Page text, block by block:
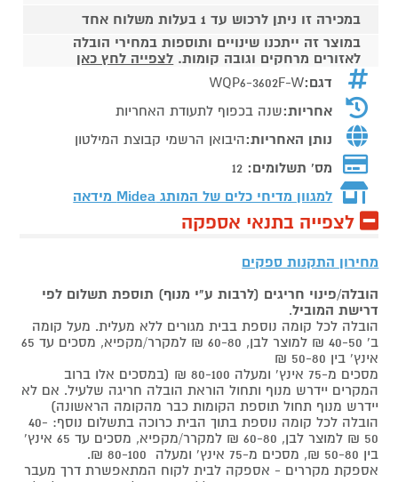
במכירה זו ניתן לרכוש עד 1 בעלות משלוח אחד
במוצר זה ייתכנו שינויים ותוספות במחירי הובלה
לאזורים מרחקים וגובה קומות. לצפייה לחץ כאן
דגם:WQP6-3602F-W
אחריות:שנה בכפוף לתעודת האחריות
נותן האחריות:היבואן הרשמי קבוצת המילטון
מס' תשלומים: 12
למגוון מדיחי כלים של המותג Midea מידאה
לצפייה בתנאי אספקה
מחירון התקנות ספקים
הובלה/פינוי חריגים (לרבות ע"י מנוף) תוספת תשלום לפי
דרישת המוביל.
הובלה לכל קומה נוספת בבית מגורים ללא מעלית. מעל קומה
ב' 40-50 ₪ למוצר לבן, 60-80 ₪ למקרר/מקפיא, מסכים עד 65
אינץ' בין 50-80 ₪
מסכים מ-75 אינץ' ומעלה 80-100 ₪ (במסכים אלו ברוב
המקרים יידרש מנוף ותחול הוראת הובלה חריגה שלעיל. אם לא
יידרש מנוף תחול תוספת הקומות כבר מהקומה הראשונה)
הובלה לכל קומה נוספת בתוך הבית כרוכה בתשלום נוסף: 40-
50 ₪ למוצר לבן, 60-80 ₪ למקרר/מקפיא, מסכים עד 65 אינץ'
בין 50-80 ₪, מסכים מ-75 אינץ' ומעלה 80-100 ₪.
אספקת מקררים - אספקה לבית לקוח המתאפשרת דרך מעבר